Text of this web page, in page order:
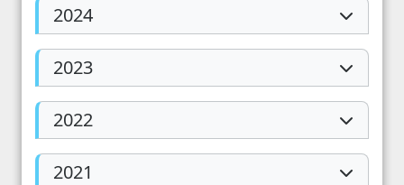
2024
2023
2022
2021